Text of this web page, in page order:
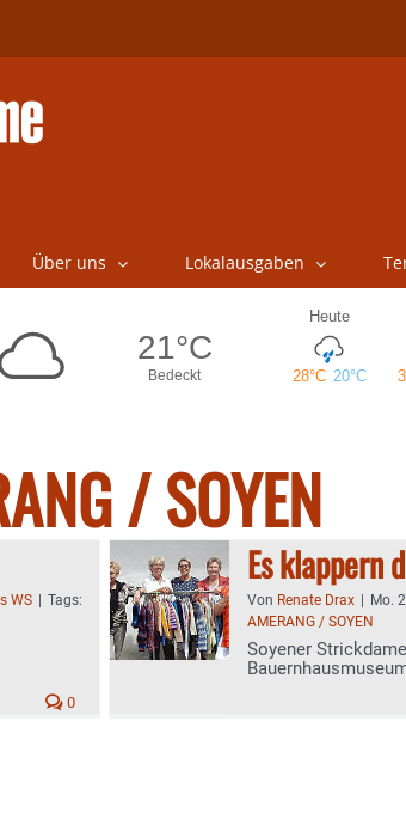
Über uns Lokalausgaben
/ SOYEN
WS
Tags:
0
Es klappern
Von Renate Drax Mo.
AMERANG / SOYEN
Soyener